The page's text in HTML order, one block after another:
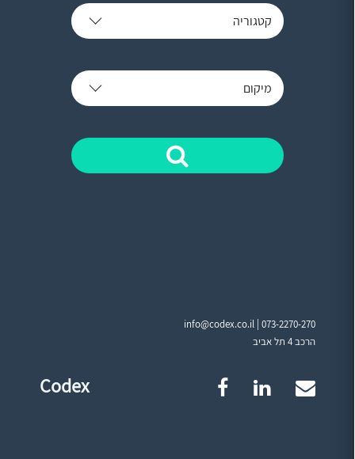
קטגוריה
מיקום
info@codex.co.il |073-2270-270
הרכב 4 תל אביב
Codex